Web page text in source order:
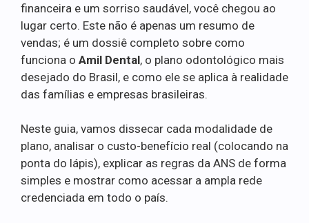
financeira e um sorriso saudável, você chegou ao
lugar certo. Este não é apenas um resumo de
vendas; é um dossiê completo sobre como
funciona o Amil Dental, o plano odontológico mais
desejado do Brasil, e como ele se aplica à realidade
das famílias e empresas brasileiras.
Neste guia, vamos dissecar cada modalidade de
plano, analisar o custo-benefício real (colocando na
ponta do lápis), explicar as regras da ANS de forma
simples e mostrar como acessar a ampla rede
credenciada em todo o país.